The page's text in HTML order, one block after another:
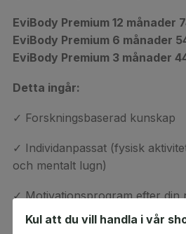
EviBody Premium 12 månader
EviBody Premium 6 månader
EviBody Premium 3 månader
Detta ingår:
✓ Forskningsbaserad kunskap
✓ Individanpassat (fysisk
och mentalt lugn)
✓ Motivationsprogram efter din
✓ Social gemenskap –
Kul att du vill handla i vår